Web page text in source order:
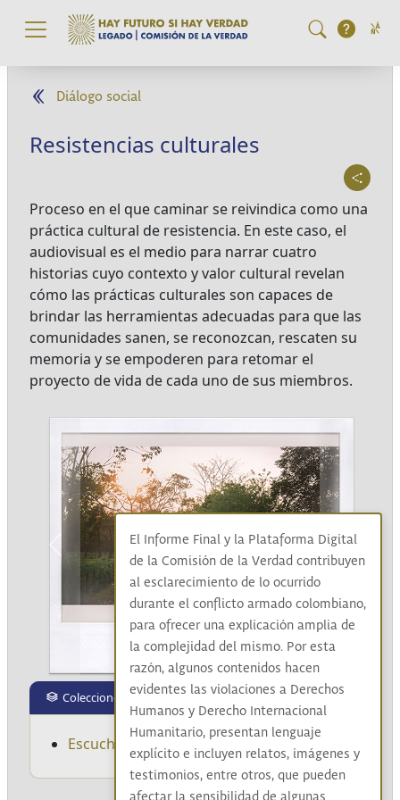
Pasar al contenido principal
Diálogo social
Resistencias culturales
Proceso en el que caminar se reivindica como una
práctica cultural de resistencia. En este caso, el
audiovisual es el medio para narrar cuatro
historias cuyo contexto y valor cultural revelan
cómo las prácticas culturales son capaces de
brindar las herramientas adecuadas para que las
comunidades sanen, se reconozcan, rescaten su
memoria y se empoderen para retomar el
proyecto de vida de cada uno de sus miembros.
Previous Next
Colecciones
Escuchando a través del arte y de la cultura
El Informe Final y la Plataforma Digital
de la Comisión de la Verdad contribuyen
al esclarecimiento de lo ocurrido
durante el conflicto armado colombiano,
para ofrecer una explicación amplia de
la complejidad del mismo. Por esta
razón, algunos contenidos hacen
evidentes las violaciones a Derechos
Humanos y Derecho Internacional
Humanitario, presentan lenguaje
explícito e incluyen relatos, imágenes y
testimonios, entre otros, que pueden